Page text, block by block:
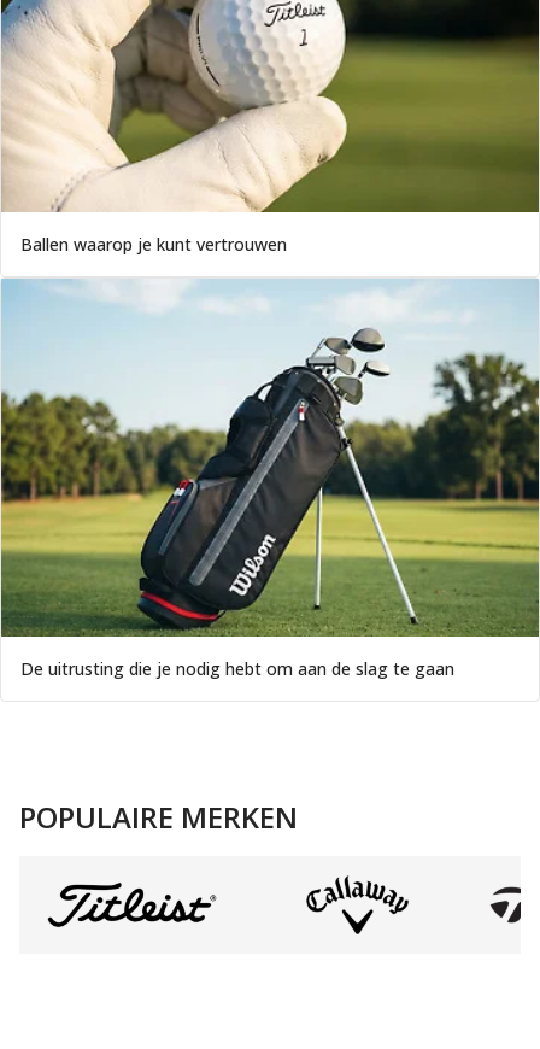
Ballen waarop je kunt vertrouwen
De uitrusting die je nodig hebt om aan de slag te gaan
POPULAIRE MERKEN